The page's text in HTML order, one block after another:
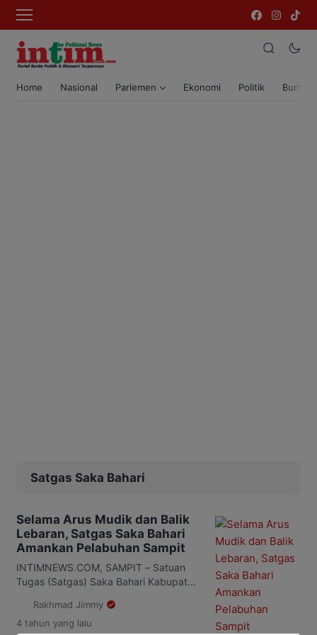
Home Nasional Parlemen Ekonomi Politik Bumi
Satgas Saka Bahari
Selama Arus Mudik dan Balik
Lebaran, Satgas Saka Bahari
Amankan Pelabuhan Sampit
INTIMNEWS.COM, SAMPIT – Satuan
Tugas (Satgas) Saka Bahari Kabupaten
selama arus mudik dan arus balik
lebaran 1443 Hijriah di Pelabuhan
Rakhmad Jimmy
4 tahun yang lalu